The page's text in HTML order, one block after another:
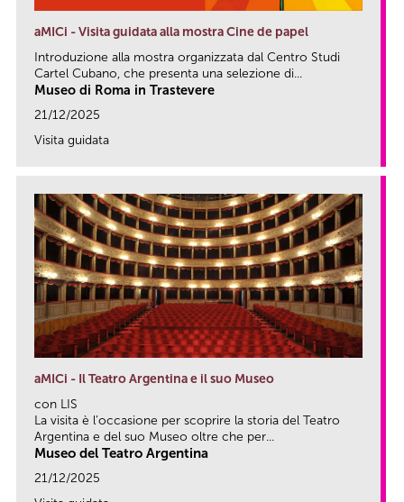
aMICi - Visita guidata alla mostra Cine de papel
Introduzione alla mostra organizzata dal Centro Studi
Cartel Cubano, che presenta una selezione di...
Museo di Roma in Trastevere
21/12/2025
Visita guidata
aMICi - Il Teatro Argentina e il suo Museo
con LIS
La visita è l’occasione per scoprire la storia del Teatro
Argentina e del suo Museo oltre che per...
Museo del Teatro Argentina
21/12/2025